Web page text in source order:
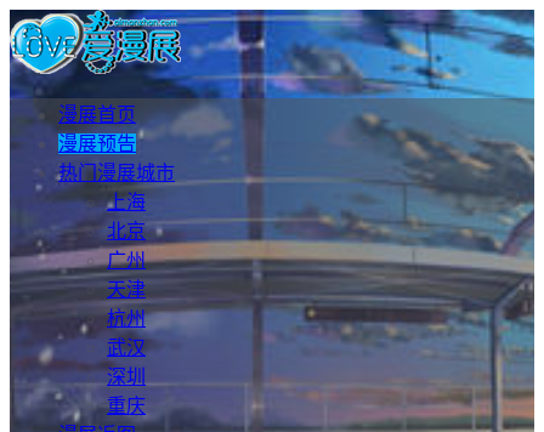
漫展首页
漫展预告
热门漫展城市
上海
北京
广州
天津
杭州
武汉
深圳
重庆